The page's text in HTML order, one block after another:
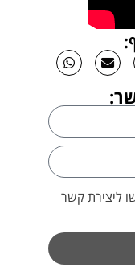
ליצירת קשר